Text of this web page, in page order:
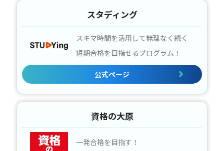
スタディング
スキマ時間を活用して無理なく続く
短期合格を目指せるプログラム！
公式ページ
資格の大原
一発合格を目指す！